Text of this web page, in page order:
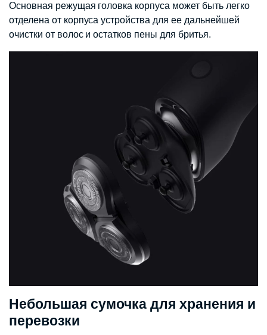
Основная режущая головка корпуса может быть легко
отделена от корпуса устройства для ее дальнейшей
очистки от волос и остатков пены для бритья.
Небольшая сумочка для хранения и
перевозки